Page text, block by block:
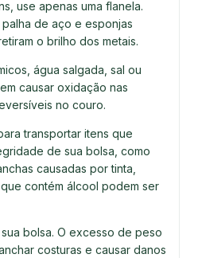
use apenas uma flanela.
de aço e esponjas
o brilho dos metais.
água salgada, sal ou
causar oxidação nas
no couro.
transportar itens que
de sua bolsa, como
causadas por tinta,
contém álcool podem ser
bolsa. O excesso de peso
costuras e causar danos